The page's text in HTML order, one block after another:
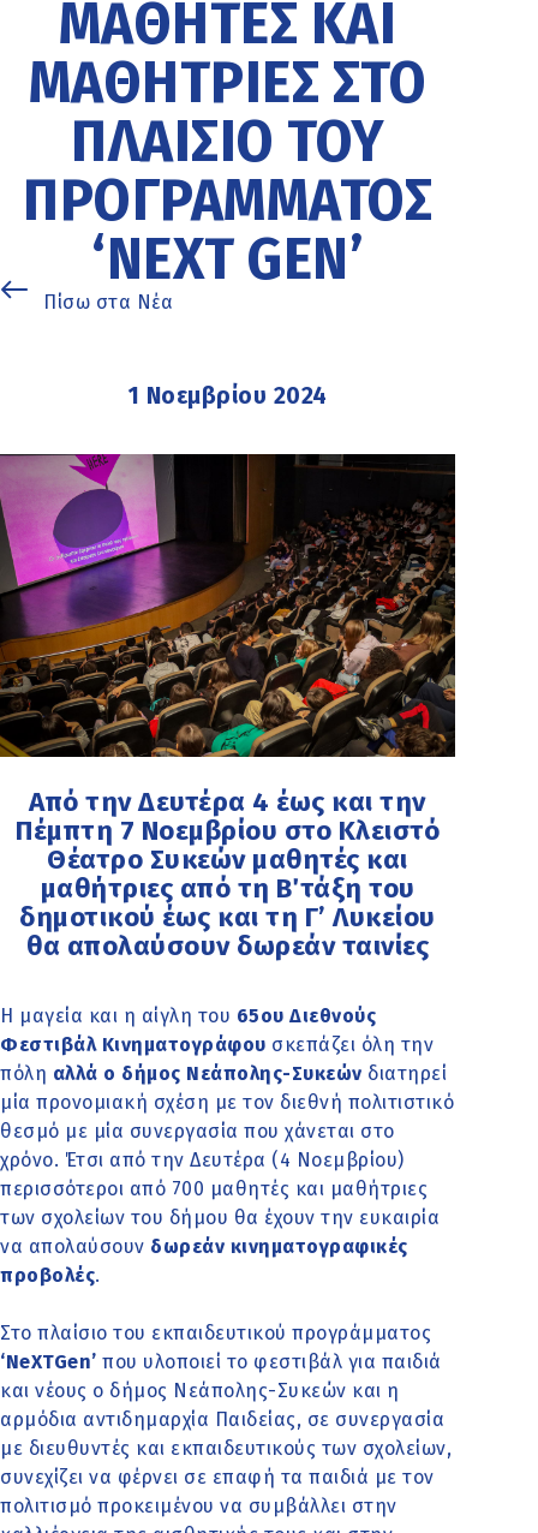
ΜΑΘΗΤΈΣ ΚΑΙ
ΜΑΘΉΤΡΙΕΣ ΣΤΟ
ΠΛΑΊΣΙΟ ΤΟΥ
ΠΡΟΓΡΆΜΜΑΤΟΣ
‘NEXT GEN’
Πίσω στα Νέα
1 Νοεμβρίου 2024
Από την Δευτέρα 4 έως και την
Πέμπτη 7 Νοεμβρίου στο Κλειστό
Θέατρο Συκεών μαθητές και
μαθήτριες από τη Β΄ τάξη του
δημοτικού έως και τη Γ’ Λυκείου
θα απολαύσουν δωρεάν ταινίες
Η μαγεία και η αίγλη του 65ου Διεθνούς
Φεστιβάλ Κινηματογράφου σκεπάζει όλη την
πόλη αλλά ο δήμος Νεάπολης-Συκεών διατηρεί
μία προνομιακή σχέση με τον διεθνή πολιτιστικό
θεσμό με μία συνεργασία που χάνεται στο
χρόνο. Έτσι από την Δευτέρα (4 Νοεμβρίου)
περισσότεροι από 700 μαθητές και μαθήτριες
των σχολείων του δήμου θα έχουν την ευκαιρία
να απολαύσουν δωρεάν κινηματογραφικές
προβολές.
Στο πλαίσιο του εκπαιδευτικού προγράμματος
‘NeXTGen’ που υλοποιεί το φεστιβάλ για παιδιά
και νέους ο δήμος Νεάπολης-Συκεών και η
αρμόδια αντιδημαρχία Παιδείας, σε συνεργασία
με διευθυντές και εκπαιδευτικούς των σχολείων,
συνεχίζει να φέρνει σε επαφή τα παιδιά με τον
πολιτισμό προκειμένου να συμβάλλει στην